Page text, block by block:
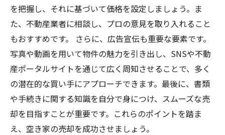
を把握し、それに基づいて価格を設定しましょう。ま
た、不動産業者に相談し、プロの意見を取り入れること
もおすすめです。 さらに、広告宣伝も重要な要素です。
写真や動画を用いて物件の魅力を引き出し、SNSや不動
産ポータルサイトを通じて広く周知させることで、多く
の潜在的な買い手にアプローチできます。最後に、書類
や手続きに関する知識を自分で身につけ、スムーズな売
却を目指すことが重要です。これらのポイントを踏ま
え、空き家の売却を成功させましょう。